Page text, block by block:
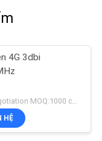
4G 3dbi
USD,Negotiation MOQ:1000 chiếc
HỆ